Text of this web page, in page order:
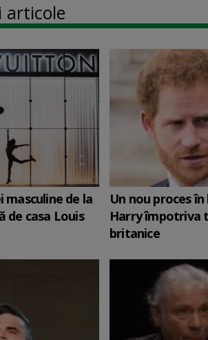
articole
masculine de la
de casa Louis
Un nou proces
Harry împotriva
britanice